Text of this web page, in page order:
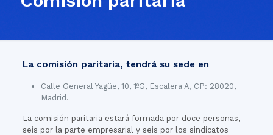
La comisión paritaria, tendrá su sede en
Calle General Yagüe, 10, 1ºG, Escalera A, CP: 28020,
Madrid.
La comisión paritaria estará formada por doce personas,
seis por la parte empresarial y seis por los sindicatos